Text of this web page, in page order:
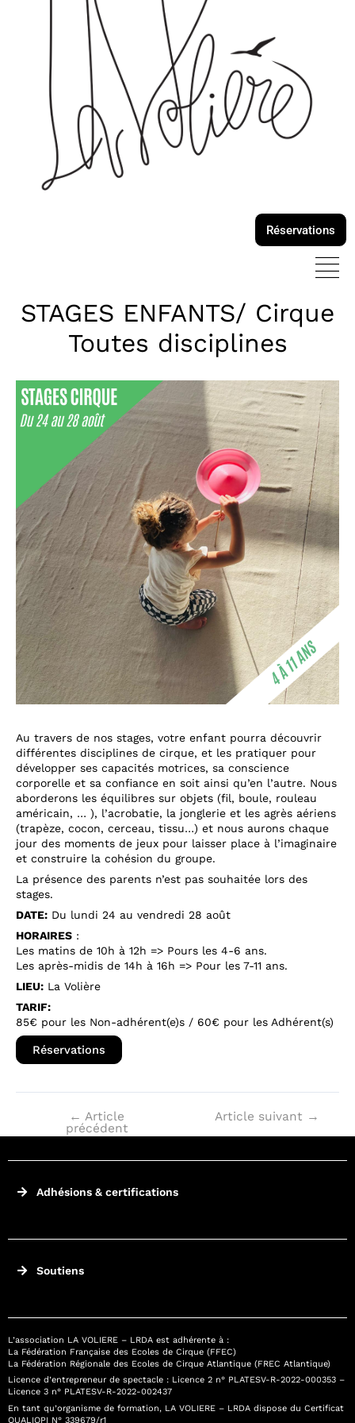
Réservations
STAGES ENFANTS/ Cirque
Toutes disciplines
Au travers de nos stages, votre enfant pourra découvrir
différentes disciplines de cirque, et les pratiquer pour
développer ses capacités motrices, sa conscience
corporelle et sa confiance en soit ainsi qu’en l’autre. Nous
aborderons les équilibres sur objets (fil, boule, rouleau
américain, … ), l’acrobatie, la jonglerie et les agrès aériens
(trapèze, cocon, cerceau, tissu…) et nous aurons chaque
jour des moments de jeux pour laisser place à l’imaginaire
et construire la cohésion du groupe.
La présence des parents n’est pas souhaitée lors des
stages.
DATE: Du lundi 24 au vendredi 28 août
HORAIRES :
Les matins de 10h à 12h => Pours les 4-6 ans.
Les après-midis de 14h à 16h => Pour les 7-11 ans.
LIEU: La Volière
TARIF:
85€ pour les Non-adhérent(e)s / 60€ pour les Adhérent(s)
Réservations
← Article
précédent
Article suivant →
Adhésions & certifications
Soutiens
L’association LA VOLIERE – LRDA est adhérente à :
La Fédération Française des Ecoles de Cirque (FFEC)
La Fédération Régionale des Ecoles de Cirque Atlantique (FREC Atlantique)
Licence d’entrepreneur de spectacle : Licence 2 n° PLATESV-R-2022-000353 –
Licence 3 n° PLATESV-R-2022-002437
En tant qu’organisme de formation, LA VOLIERE – LRDA dispose du Certificat
QUALIOPI N° 339679/r1